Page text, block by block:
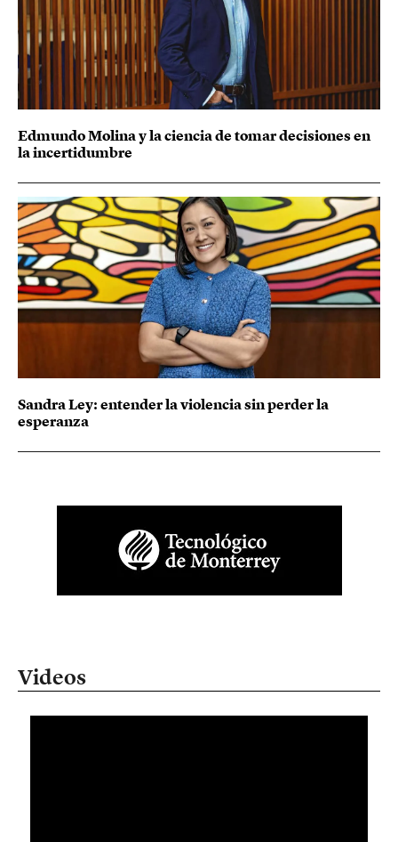
Edmundo Molina y la ciencia de tomar decisiones en
la incertidumbre
Sandra Ley: entender la violencia sin perder la
esperanza
Videos